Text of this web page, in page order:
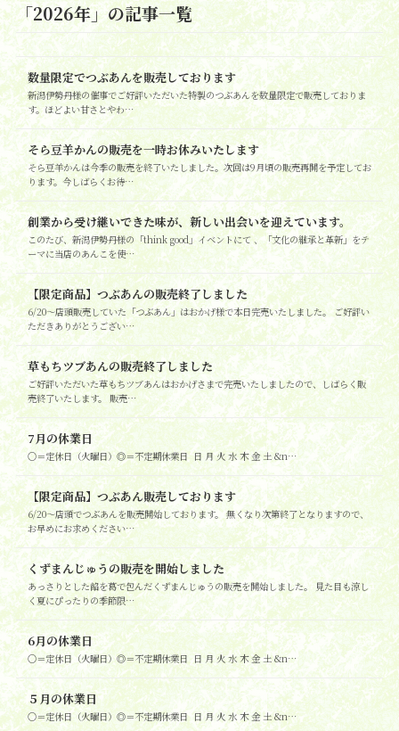
「2026年」の記事一覧
数量限定でつぶあんを販売しております
新潟伊勢丹様の催事でご好評いただいた特製のつぶあんを数量限定で販売しておりま
す。ほどよい甘さとやわ…
そら豆羊かんの販売を一時お休みいたします
そら豆羊かんは今季の販売を終了いたしました。次回は9月頃の販売再開を予定してお
ります。今しばらくお待…
創業から受け継いできた味が、新しい出会いを迎えています。
このたび、新潟伊勢丹様の「think good」イベントにて 、「文化の継承と革新」をテ
ーマに当店のあんこを使…
【限定商品】つぶあんの販売終了しました
6/20～店頭販売していた「つぶあん」はおかげ様で本日完売いたしました。 ご好評い
ただきありがとうござい…
草もちツブあんの販売終了しました
ご好評いただいた草もちツブあんはおかげさまで完売いたしましたので、しばらく販
売終了いたします。 販売…
7月の休業日
○＝定休日（火曜日）◎＝不定期休業日 日 月 火 水 木 金 土 &n…
【限定商品】つぶあん販売しております
6/20～店頭でつぶあんを販売開始しております。 無くなり次第終了となりますので、
お早めにお求めください…
くずまんじゅうの販売を開始しました
あっさりとした餡を葛で包んだくずまんじゅうの販売を開始しました。 見た目も涼し
く夏にぴったりの季節限…
6月の休業日
○＝定休日（火曜日）◎＝不定期休業日 日 月 火 水 木 金 土 &n…
５月の休業日
○＝定休日（火曜日）◎＝不定期休業日 日 月 火 水 木 金 土 &n…